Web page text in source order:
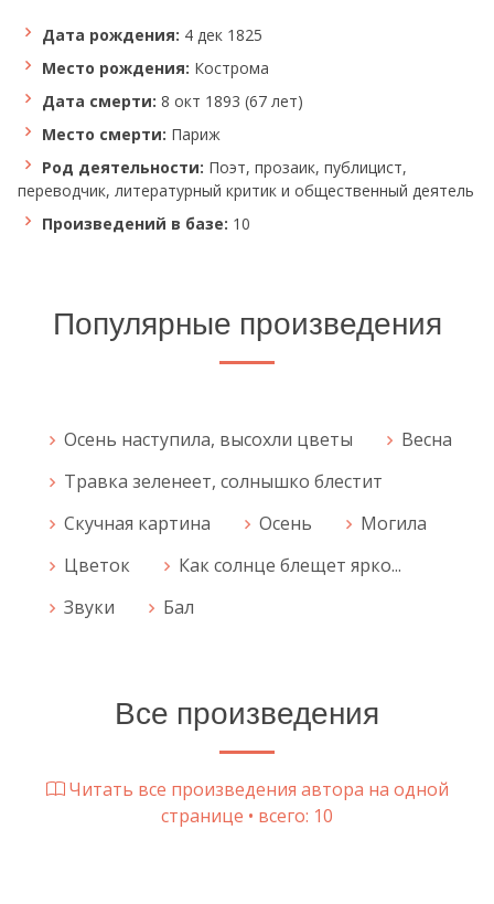
Дата рождения: 4 дек 1825
Место рождения: Кострома
Дата смерти: 8 окт 1893 (67 лет)
Место смерти: Париж
Род деятельности: Поэт, прозаик, публицист,
переводчик, литературный критик и общественный деятель
Произведений в базе: 10
Популярные произведения
Осень наступила, высохли цветы
Весна
Травка зеленеет, солнышко блестит
Скучная картина
Осень
Могила
Цветок
Как солнце блещет ярко...
Звуки
Бал
Все произведения
Читать все произведения автора на одной
странице • всего: 10